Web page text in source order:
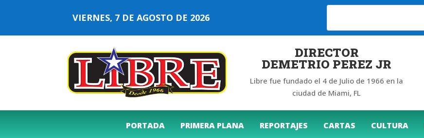
VIERNES, 7 DE AGOSTO DE 2026
DIRECTOR
DEMETRIO PEREZ JR
Libre fue fundado el 4 de Julio de 1966 en la
ciudad de Miami, FL
PORTADA PRIMERA PLANA REPORTAJES CARTAS CULTURA